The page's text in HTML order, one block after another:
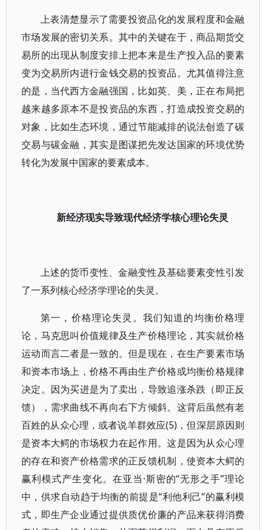
上表清楚显示了需要投资品化的发展程度和金融
市场发展的密切关系。其中的关键在于，商品期货交
易所的出现从制度安排上把本来是生产投入品的要素
变为交易所内进行金钱交易的投资品。尤其值得注意
的是，当代西方金融强国，比如英、美，正在布局把
越来越多原本不是投资品的东西，打造成投资交易的
对象，比如生态环境，通过节能减排的说法创造了碳
交易与碳金融，其实是图谋把先发达国家的环境优势
转化为发展中国家的要素成本。
新经济现实导致现代经济学核心理论失灵
上述的货币变性、金融变性及基础要素变性引发
了一系列核心经济学理论的失灵。
第一，价格理论失灵。我们知道的均衡价格理
论，马克思叫价值规律及生产价格理论，其实就价格
运动而言二者是一致的。但是现在，在生产要素市场
和资本市场上，价格不再由生产价格或均衡价格规律
决定。因为买进是为了卖出，导致追涨杀跌（即正反
馈），需求曲线不再向右下方倾斜。这背后虽然有老
百姓的从众心理，或者说羊群效应(5)，但深层原因则
是资本大鳄的市场权力在起作用。这是因为从众心理
的存在和资产价格需求的正反馈机制，使资本大鳄的
赢利模式产生变化。在亚当·斯密的“无形之手”理论
中，供求自动趋于均衡的前提是“利他利己”的赢利模
式，即生产企业通过提供质优价廉的产品来获得消费